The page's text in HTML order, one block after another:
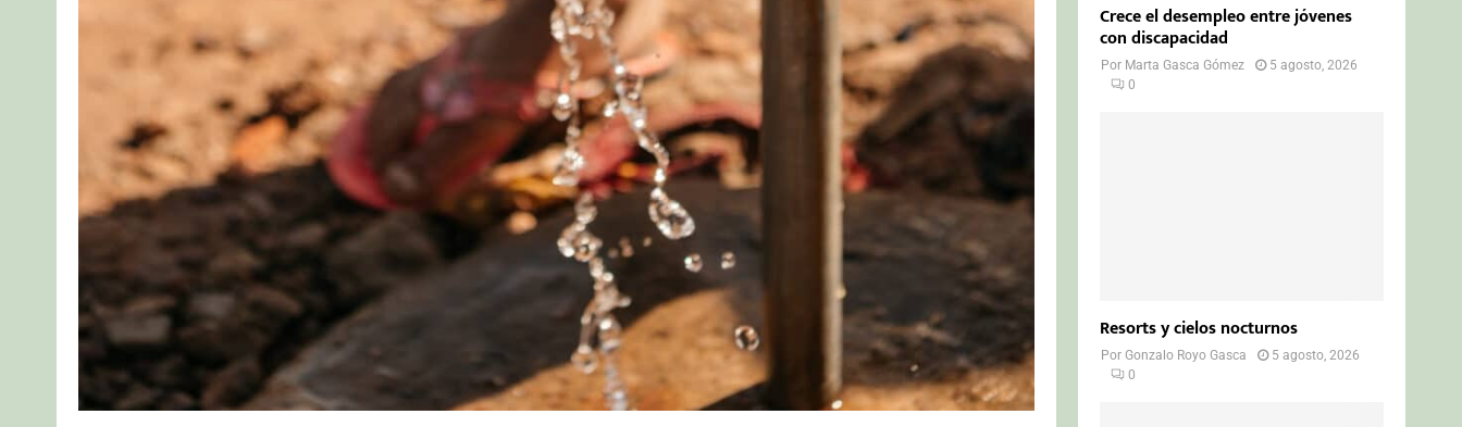
Crece el desempleo entre jóvenes
con discapacidad
Por Marta Gasca Gómez
5 agosto, 2026
0
Resorts y cielos nocturnos
PorGonzalo Royo Gasca
5 agosto, 2026
0